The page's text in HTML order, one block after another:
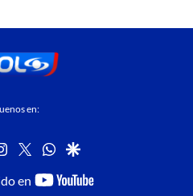
en:
instagram
twitterwhatsapp
google
en
youtube-